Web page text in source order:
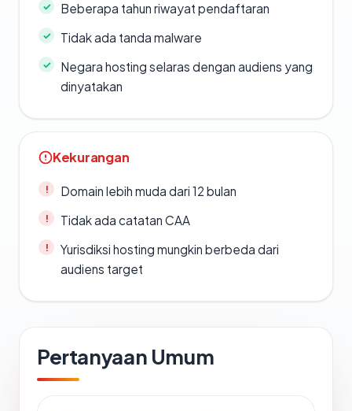
Beberapa tahun riwayat pendaftaran
Tidak ada tanda malware
Negara hosting selaras dengan audiens yang
dinyatakan
Kekurangan
Domain lebih muda dari 12 bulan
Tidak ada catatan CAA
Yurisdiksi hosting mungkin berbeda dari
audiens target
Pertanyaan Umum